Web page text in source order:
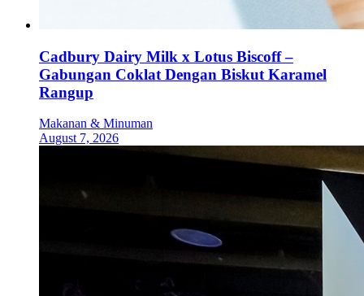
Cadbury Dairy Milk x Lotus Biscoff –
Gabungan Coklat Dengan Biskut Karamel
Rangup
Makanan & Minuman
August 7, 2026